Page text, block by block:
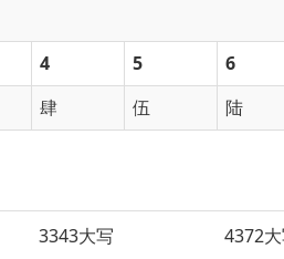
4 5 6
肆 伍 陆
3343大写 4372